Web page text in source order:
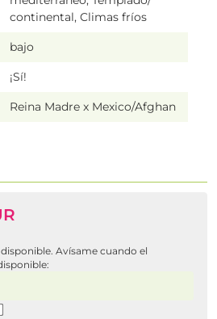
continental, Climas fríos
bajo
¡Sí!
Reina Madre x Mexico/Afghan
Avísame cuando el